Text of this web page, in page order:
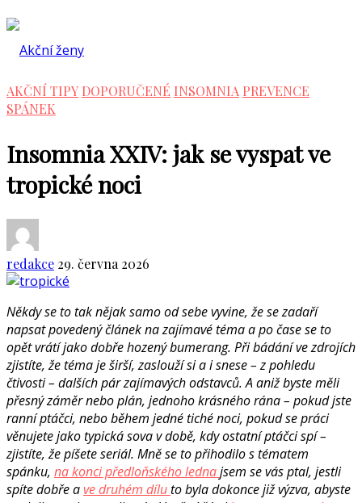
AKČNÍ TIPY DOPORUČENÉ INSOMNIA PREVENCE
SPÁNEK
Insomnia XXIV: jak se vyspat ve
tropické noci
redakce 29. června 2026
Někdy se to tak nějak samo od sebe vyvine, že se zadaří
napsat povedený článek na zajímavé téma a po čase se to
opět vrátí jako dobře hozený bumerang. Při bádání ve zdrojích
zjistíte, že téma je širší, zaslouží si a i snese – z pohledu
čtivosti – dalších pár zajímavých odstavců. A aniž byste měli
přesný záměr nebo plán, jednoho krásného rána – pokud jste
ranní ptáčci, nebo během jedné tiché noci, pokud se práci
věnujete jako typická sova v době, kdy ostatní ptáčci spí –
zjistíte, že píšete seriál. Mně se to přihodilo s tématem
spánku, na konci předloňského lednajsem se vás ptal, jestli
spíte dobře ave druhém díluto byla dokonce již výzva, abyste